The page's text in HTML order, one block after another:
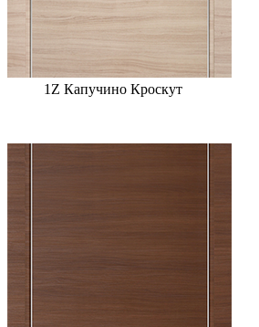
1Z Капучино Кроскут